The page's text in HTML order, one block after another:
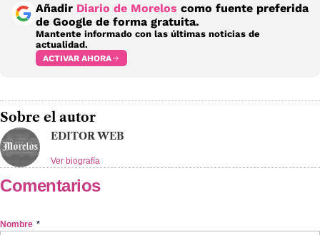
Añadir Diario de Morelos como fuente preferida
de Google de forma gratuita.
Mantente informado con las últimas noticias de
actualidad.
ACTIVAR AHORA
Sobre el autor
EDITOR WEB
Ver biografía
Comentarios
Nombre *